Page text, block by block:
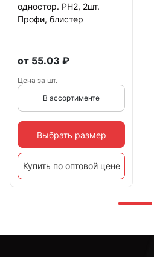
одностор. РН2, 2шт.
Профи, блистер
от 55.03 ₽
Цена за шт.
В ассортименте
Выбрать размер
Купить по оптовой цене